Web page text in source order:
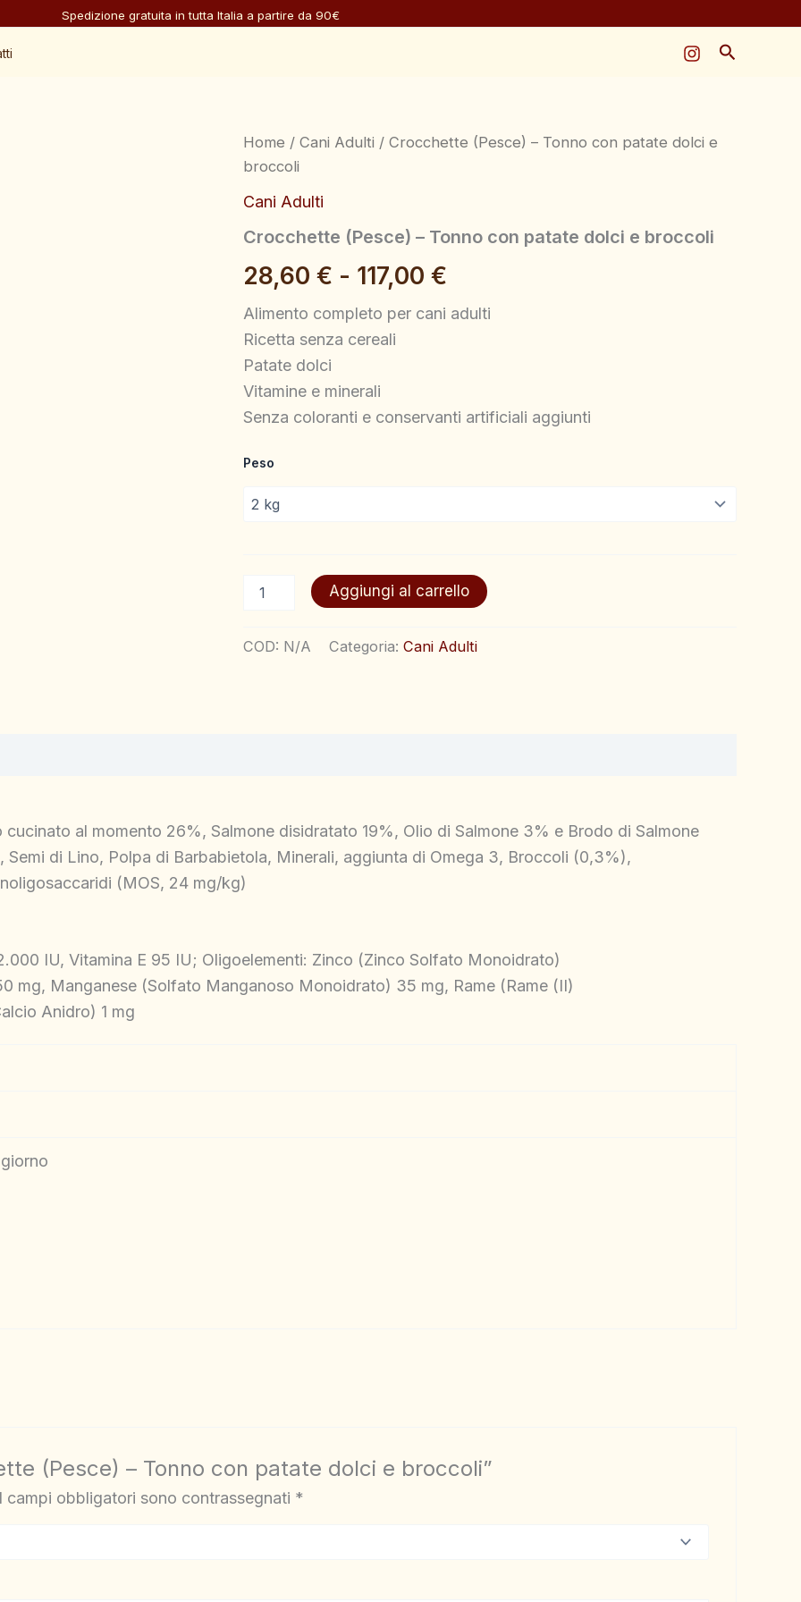
Spedizione gratuita in tutta Italia a partire da 90€
Cerca
Home / Cani Adulti / Crocchette (Pesce) – Tonno con patate dolci e
broccoli
Cani Adulti
Crocchette (Pesce) – Tonno con patate dolci e broccoli
28,60 € - 117,00 €
Fascia
prezzo:
28,60 €
Alimento completo per cani adulti
Ricetta senza cereali
Patate dolci
Vitamine e minerali
Senza coloranti e conservanti artificiali aggiunti
Peso
Crocchette
–
con
patate
dolci
e
broccoli
Aggiungi al carrello
COD: N/A Categoria: Cani Adulti
al momento 26%, Salmone disidratato 19%, Olio di Salmone 3% e Brodo di Salmone
di Lino, Polpa di Barbabietola, Minerali, aggiunta di Omega 3, Broccoli (0,3%),
(MOS, 24 mg/kg)
IU, Vitamina E 95 IU; Oligoelementi: Zinco (Zinco Solfato Monoidrato)
mg, Manganese (Solfato Manganoso Monoidrato) 35 mg, Rame (Rame (II)
Anidro) 1 mg
(Pesce) – Tonno con patate dolci e broccoli”
I campi obbligatori sono contrassegnati *